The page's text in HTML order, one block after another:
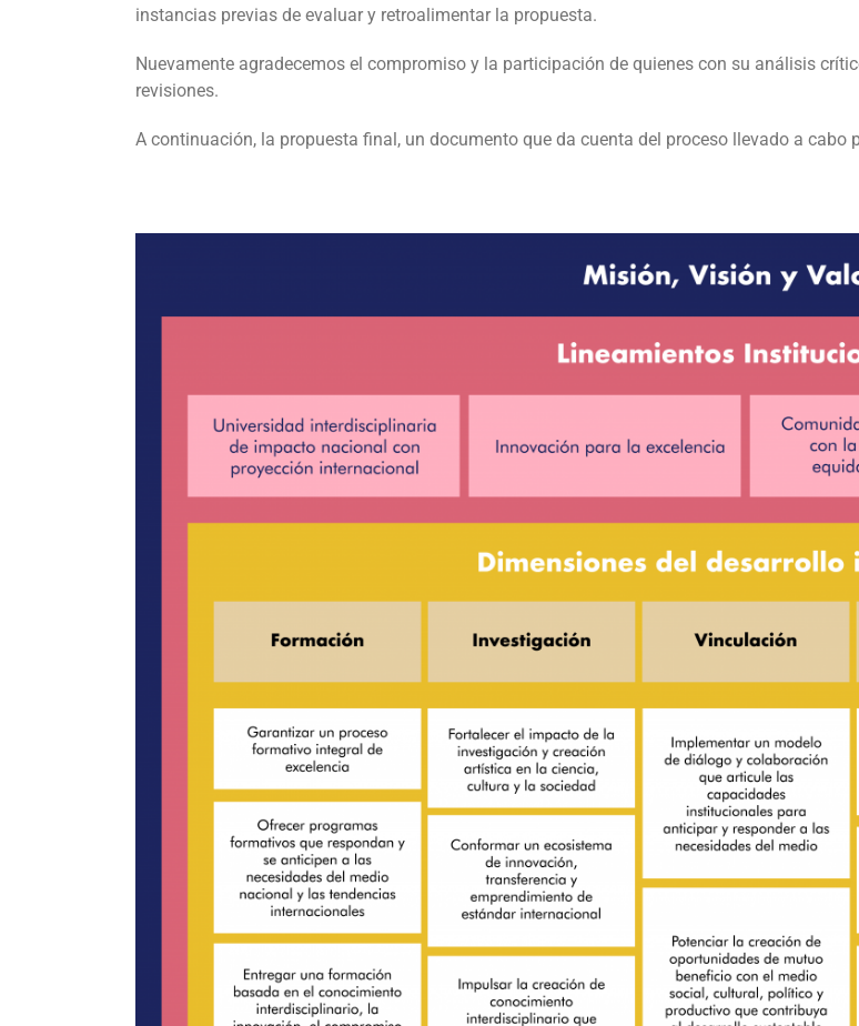
instancias previas de evaluar y retroalimentar la propuesta.
Nuevamente agradecemos el compromiso y la participación de quienes con su análisis
revisiones.
A continuación, la propuesta final, un documento que da cuenta del proceso llevado a cabo